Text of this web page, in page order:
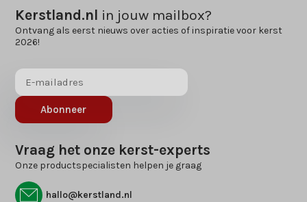
Kerstland.nl in jouw mailbox?
Ontvang als eerst nieuws over acties of inspiratie voor kerst
2026!
Abonneer
Vraag het onze kerst-experts
Onze productspecialisten helpen je graag
hallo@kerstland.nl